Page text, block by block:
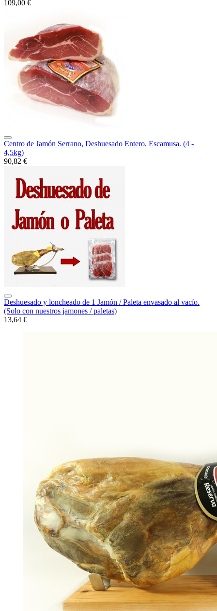
109,00 €
Centro de Jamón Serrano, Deshuesado Entero, Escamusa. (4 -
4,5kg)
90,82 €
Deshuesado y loncheado de 1 Jamón / Paleta envasado al vacío.
(Solo con nuestros jamones / paletas)
13,64 €